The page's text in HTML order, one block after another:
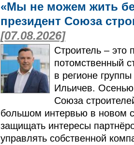
«Мы не можем жить
президент Союза
[07.08.2026]
Строитель – это
потомственный
в регионе
Ильичев.
Союза
большом интервью в новом
защищать интересы
управлять собственной